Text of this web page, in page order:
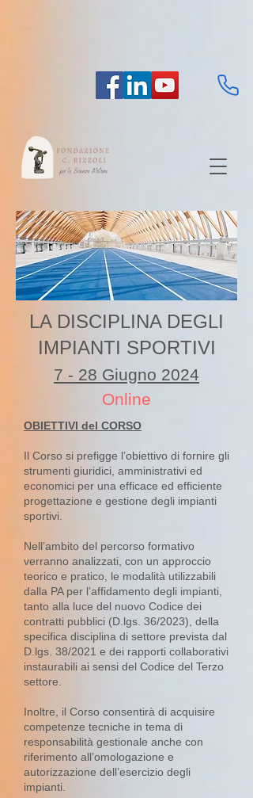
LA DISCIPLINA DEGLI
IMPIANTI SPORTIVI
7 - 28 Giugno 2024
Online
OBIETTIVI del CORSO
Il Corso si prefigge l’obiettivo di fornire gli
strumenti giuridici, amministrativi ed
economici per una efficace ed efficiente
progettazione e gestione degli impianti
sportivi.
Nell’ambito del percorso formativo
verranno analizzati, con un approccio
teorico e pratico, le modalità utilizzabili
dalla PA per l’affidamento degli impianti,
tanto alla luce del nuovo Codice dei
contratti pubblici (D.lgs. 36/2023), della
specifica disciplina di settore prevista dal
D.lgs. 38/2021 e dei rapporti collaborativi
instaurabili ai sensi del Codice del Terzo
settore.
Inoltre, il Corso consentirà di acquisire
competenze tecniche in tema di
responsabilità gestionale anche con
riferimento all’omologazione e
autorizzazione dell’esercizio degli
impianti.